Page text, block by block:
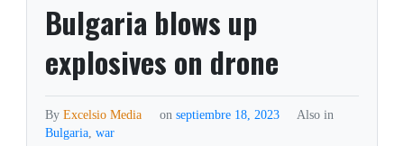
Bulgaria blows up
explosives on drone
ByExcelsio Media on septiembre 18, 2023
Also in
Bulgaria,war